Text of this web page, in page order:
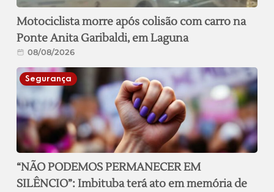
Motociclista morre após colisão com carro na
Ponte Anita Garibaldi, em Laguna
08/08/2026
Segurança
“NÃO PODEMOS PERMANECER EM
SILÊNCIO”: Imbituba terá ato em memória de